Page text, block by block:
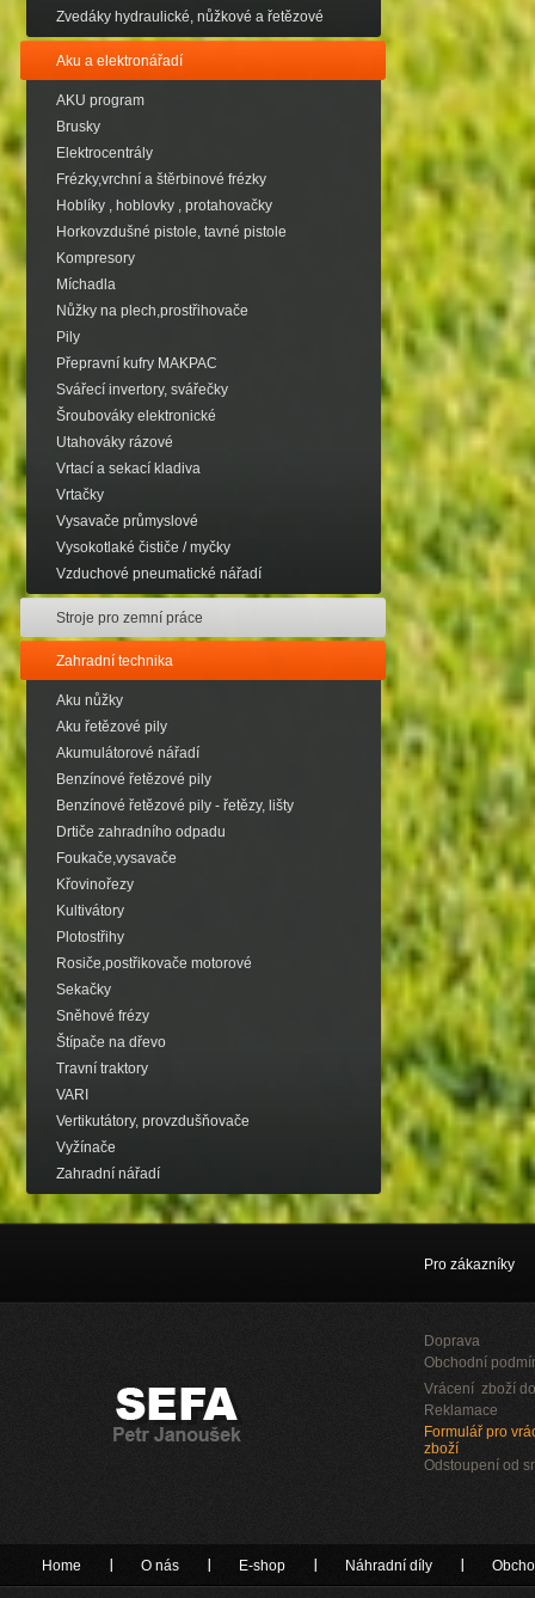
Zvedáky hydraulické, nůžkové a řetězové
Aku a elektronářadí
AKU program
Brusky
Elektrocentrály
Frézky,vrchní a štěrbinové frézky
Hoblíky , hoblovky , protahovačky
Horkovzdušné pistole, tavné pistole
Kompresory
Míchadla
Nůžky na plech,prostřihovače
Pily
Přepravní kufry MAKPAC
Svářecí invertory, svářečky
Šroubováky elektronické
Utahováky rázové
Vrtací a sekací kladiva
Vrtačky
Vysavače průmyslové
Vysokotlaké čističe / myčky
Vzduchové pneumatické nářadí
Stroje pro zemní práce
Zahradní technika
Aku nůžky
Aku řetězové pily
Akumulátorové nářadí
Benzínové řetězové pily
Benzínové řetězové pily - řetězy, lišty
Drtiče zahradního odpadu
Foukače,vysavače
Křovinořezy
Kultivátory
Plotostřihy
Rosiče,postřikovače motorové
Sekačky
Sněhové frézy
Štípače na dřevo
Travní traktory
VARI
Vertikutátory, provzdušňovače
Vyžínače
Zahradní nářadí
Pro zákazníky
Doprava
Obchodní
Vrácení zboží
Reklamace
Formulář pro
zboží
Odstoupení od
Home O nás E-shop Náhradní díly